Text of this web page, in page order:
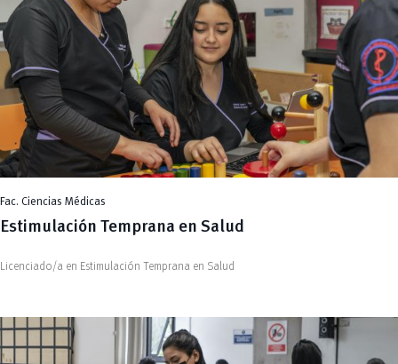
Fac. Ciencias Médicas
Estimulación Temprana en Salud
Licenciado/a en Estimulación Temprana en Salud